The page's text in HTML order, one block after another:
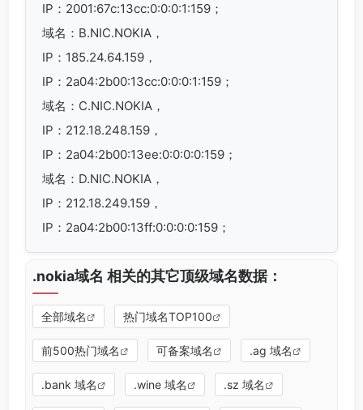
IP：2001:67c:13cc:0:0:0:1:159；
域名：B.NIC.NOKIA，
IP：185.24.64.159，
IP：2a04:2b00:13cc:0:0:0:1:159；
域名：C.NIC.NOKIA，
IP：212.18.248.159，
IP：2a04:2b00:13ee:0:0:0:0:159；
域名：D.NIC.NOKIA，
IP：212.18.249.159，
IP：2a04:2b00:13ff:0:0:0:0:159；
.nokia域名 相关的其它顶级域名数据：
全部域名 热门域名TOP100
前500热门域名 可备案域名 .ag 域名
.bank 域名 .wine 域名 .sz 域名